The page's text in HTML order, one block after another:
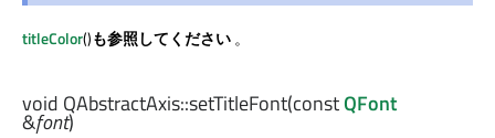
titleColor()も参照してください。
void QAbstractAxis::setTitleFont(constQFont
&font)